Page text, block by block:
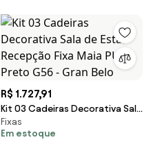
R$ 1.727,91
Kit 03 Cadeiras Decorativa Sala
de Estar Recepção Fixa Maia PU
Preto G56 - Gran Belo
Fixas
Em estoque